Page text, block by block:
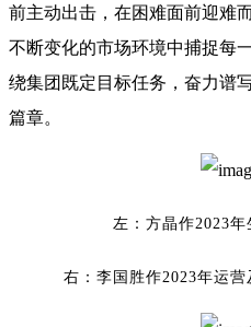
前主动出击，在困难面前迎难
不断变化的市场环境中捕捉每
绕集团既定目标任务，奋力谱
篇章。
左：方晶作2023
右：李国胜作2023年运